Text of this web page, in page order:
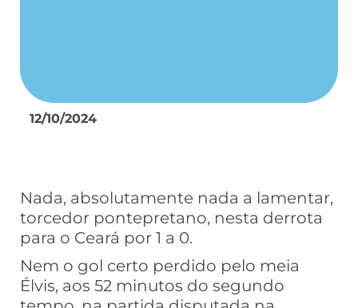
12/10/2024
Nada, absolutamente nada a lamentar,
torcedor pontepretano, nesta derrota
para o Ceará por 1 a 0.
Nem o gol certo perdido pelo meia
Élvis, aos 52 minutos do segundo